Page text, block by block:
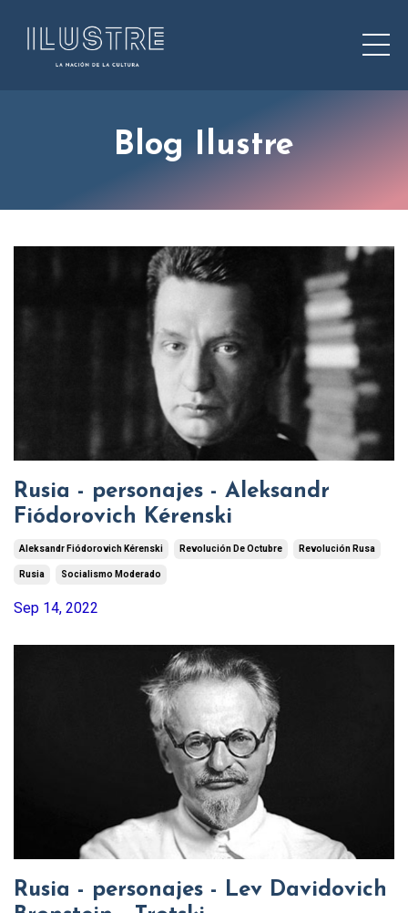
Blog Ilustre
Rusia - personajes - Aleksandr
Fiódorovich Kérenski
Aleksandr Fiódorovich Kérenski Revolución De Octubre Revolución Rusa
Rusia Socialismo Moderado
Sep 14, 2022
Rusia - personajes - Lev Davidovich